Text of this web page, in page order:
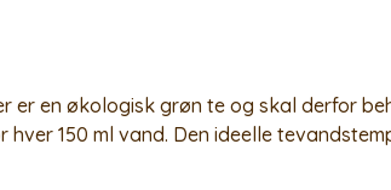
er en økologisk grøn te og skal derfor
hver 150 ml vand. Den ideelle